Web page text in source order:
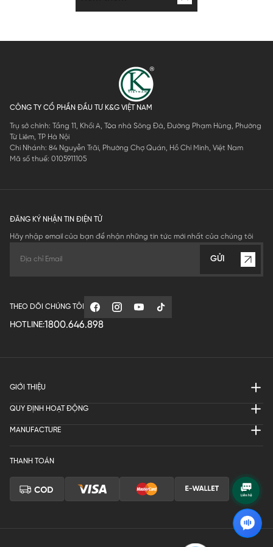
CÔNG TY CỔ PHẦN ĐẦU TƯ K&G VIỆT NAM
Trụ sở chính: Tầng 11, Khối A, Tòa nhà Sông Đà, Đường Phạm Hùng, Phường
Từ Liêm, TP Hà Nội
Chi Nhánh: 84 Nguyễn Trãi, Phường Chợ Quán, Hồ Chí Minh, Việt Nam
Mã số thuế: 0105911105
ĐĂNG KÝ NHẬN TIN ĐIỆN TỬ
Hãy nhập email của bạn để nhận những tin tức mới nhất của chúng tôi
GỬI
THEO DÕI CHÚNG TÔI
HOTLINE:1800.646.898
GIỚI THIỆU
QUY ĐỊNH HOẠT ĐỘNG
MANUFACTURE
THANH TOÁN